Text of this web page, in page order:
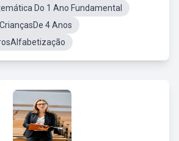
Do 1 Ano Fundamental
4 Anos